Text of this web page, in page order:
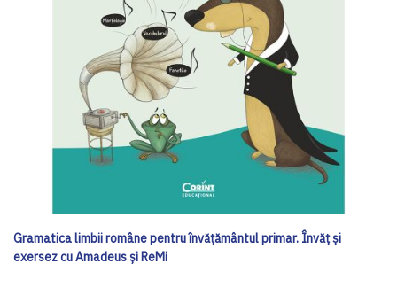
Gramatica limbii române pentru învățământul primar. Învăț și
exersez cu Amadeus și ReMi